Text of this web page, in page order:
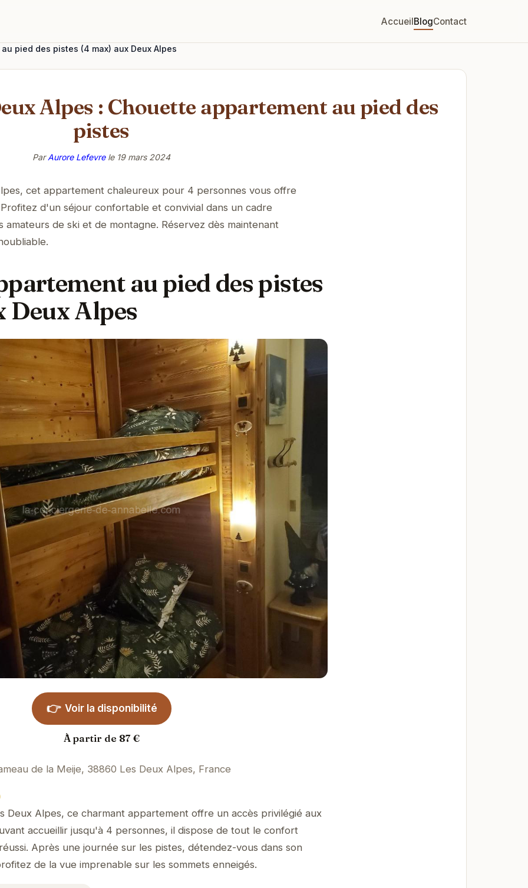
AccueilBlogContact
pied des pistes (4 max) aux Deux Alpes
Alpes : Chouette appartement au pied des
pistes
ParAurore Lefevrele 19 mars 2024
cet appartement chaleureux pour 4 personnes vous offre
d'un séjour confortable et convivial dans un cadre
de ski et de montagne. Réservez dès maintenant
au pied des pistes
Deux Alpes
👉 Voir la disponibilité
À partir de 87 €
de la Meije, 38860 Les Deux Alpes, France
Deux Alpes, ce charmant appartement offre un accès privilégié aux
accueillir jusqu'à 4 personnes, il dispose de tout le confort
Après une journée sur les pistes, détendez-vous dans son
de la vue imprenable sur les sommets enneigés.